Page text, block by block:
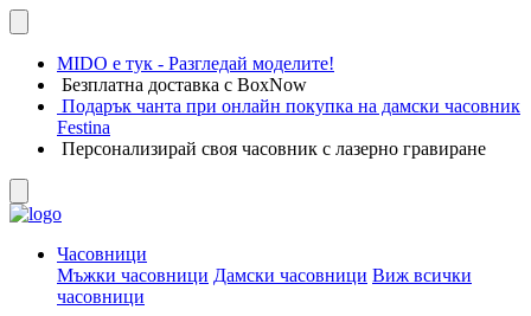
MIDO е тук - Разгледай моделите!
Безплатна доставка с BoxNow
Подарък чанта при онлайн покупка на дамски часовник
Festina
Персонализирай своя часовник с лазерно гравиране
Часовници
Мъжки часовници Дамски часовници Виж всички
часовници